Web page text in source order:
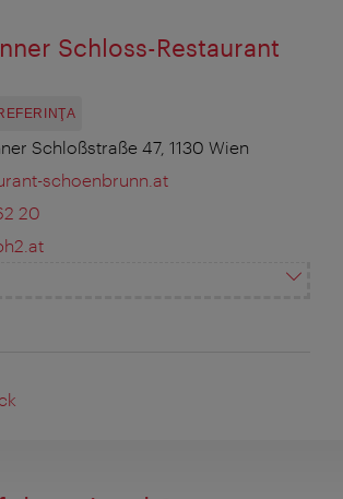
Schloss-Restaurant
Schloßstraße 47, 1130 Wien
schoenbrunn.at
20